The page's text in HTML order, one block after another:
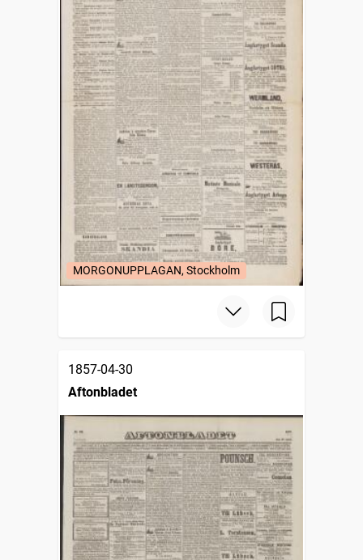
MORGONUPPLAGAN, Stockholm
1857-04-30
Aftonbladet